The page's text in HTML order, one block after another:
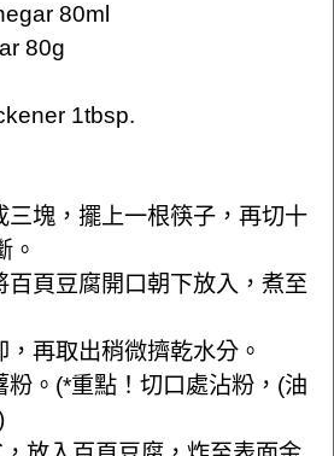
80ml
80g
1tbsp.
三塊，擺上一根筷子，再切十
。
百頁豆腐開口朝下放入，煮至
再取出稍微擠乾水分。
。(*重點！切口處沾粉，(油